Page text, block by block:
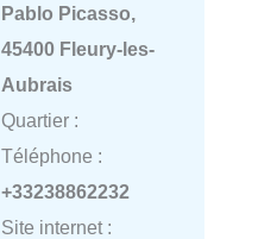
Pablo Picasso,
45400 Fleury-les-
Aubrais
Quartier :
Téléphone :
+33238862232
Site internet :